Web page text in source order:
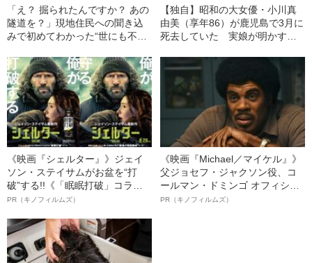
「え？ 掘られたんですか？ あの
隧道を？」現地住民への聞き込
みで初めてわかった“世にも不思
きさつ”
【独自】昭和の大女優・小川真
由美（享年86）が鹿児島で3月に
死去していた 実娘が明かす
《映画『シェルター』》ジェイ
ソン・ステイサムがお盆を“打
破”する!!《「眠眠打破」コラ
ボ》
PR（キノフィルムズ）
《映画『Michael／マイケル』》
父ジョセフ・ジャクソン役、コ
ールマン・ドミンゴ オフィシャ
ルインタビュー“観客を魅了した
PR（キノフィルムズ）